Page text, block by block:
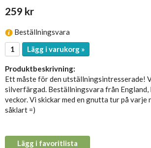
259 kr
Beställningsvara
Lägg i varukorg »
Produktbeskrivning:
Ett måste för den utställningsintresserade!
silverfärgad. Beställningsvara från
veckor. Vi skickar med en gnutta tur på varje
såklart =)
Lägg i favoritlista